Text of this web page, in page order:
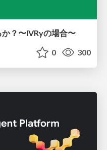
？〜IVRyの場合〜
0 300